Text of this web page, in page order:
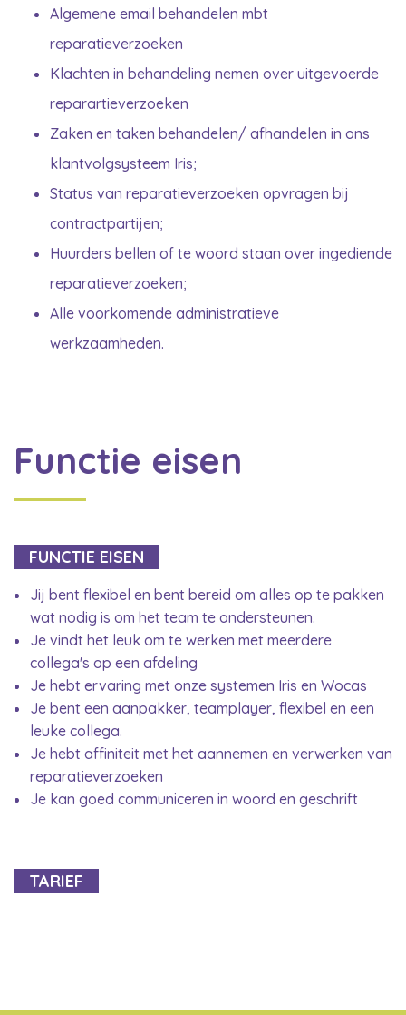
Algemene email behandelen mbt
reparatieverzoeken
Klachten in behandeling nemen over uitgevoerde
reparartieverzoeken
Zaken en taken behandelen/ afhandelen in ons
klantvolgsysteem Iris;
Status van reparatieverzoeken opvragen bij
contractpartijen;
Huurders bellen of te woord staan over ingediende
reparatieverzoeken;
Alle voorkomende administratieve
werkzaamheden.
Functie eisen
FUNCTIE EISEN
Jij bent flexibel en bent bereid om alles op te pakken
wat nodig is om het team te ondersteunen.
Je vindt het leuk om te werken met meerdere
collega's op een afdeling
Je hebt ervaring met onze systemen Iris en Wocas
Je bent een aanpakker, teamplayer, flexibel en een
leuke collega.
Je hebt affiniteit met het aannemen en verwerken van
reparatieverzoeken
Je kan goed communiceren in woord en geschrift
TARIEF